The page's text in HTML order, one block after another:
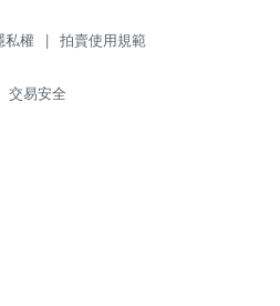
私權 | 拍賣使用規範
交易安全